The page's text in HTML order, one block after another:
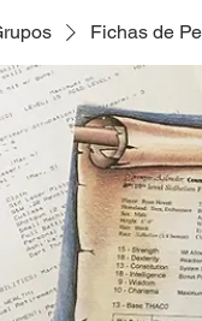
Fichas de